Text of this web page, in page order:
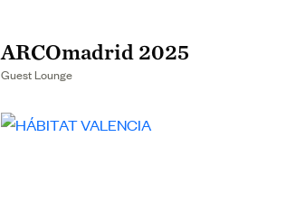
ARCOmadrid 2025
Guest Lounge